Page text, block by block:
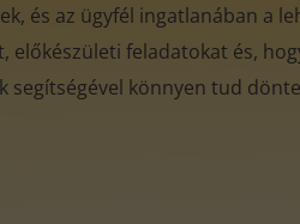
és az ügyfél ingatlanában a
feladatokat és,
könnyen tud